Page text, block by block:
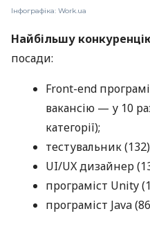
Інфографіка: Work.ua
Найбільшу
посади:
Front-end
вакансію — у 10
категорії);
тестувальник
UI/UX дизайнер
програміст Unity
програміст Java